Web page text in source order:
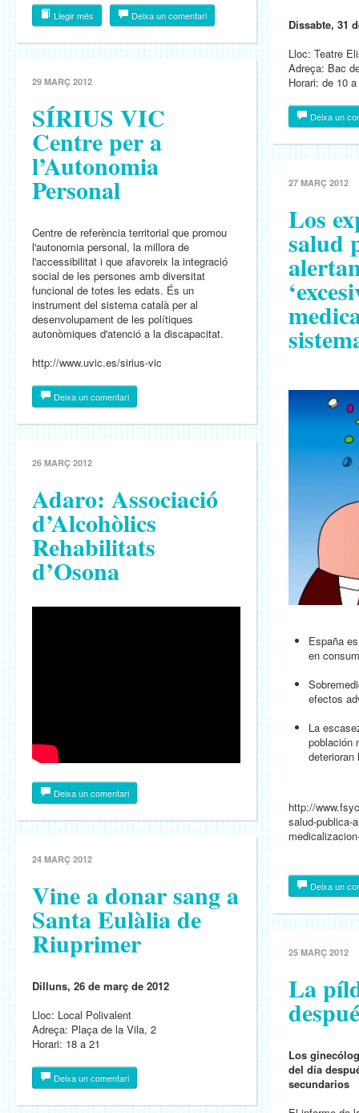
Llegir més Deixa un comentari
29 MARÇ 2012
SÍRIUS VIC
Centre per a
l’Autonomia
Personal
Centre de referència territorial que promou
l'autonomia personal, la millora de
l'accessibilitat i que afavoreix la integració
social de les persones amb diversitat
funcional de totes les edats. És un
instrument del sistema català per al
desenvolupament de les polítiques
autonòmiques d'atenció a la discapacitat.
http://www.uvic.es/sirius-vic
Deixa un comentari
26 MARÇ 2012
Adaro: Associació
d’Alcohòlics
Rehabilitats
d’Osona
Deixa un comentari
24 MARÇ 2012
Vine a donar sang a
Santa Eulàlia de
Riuprimer
Dilluns, 26 de març de 2012
Lloc: Local Polivalent
Adreça: Plaça de la Vila, 2
Horari: 18 a 21
Deixa un comentari
Dissabte, 31
Lloc: Teatre
Adreça: Bac
Horari: de 10
Deixa un
27 MARÇ 2012
Los
salud
España
en
efectos
La
población
deterioran
http://
salud-publica-
Deixa un
25 MARÇ 2012
La
Los
del día
secundarios